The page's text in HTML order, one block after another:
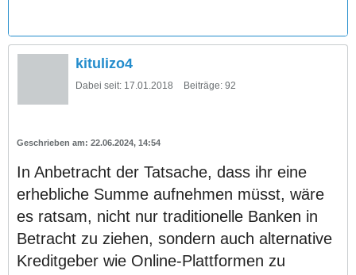
kitulizo4
Dabei seit: 17.01.2018 Beiträge: 92
22.06.2024, 14:54
In Anbetracht der Tatsache, dass ihr eine
erhebliche Summe aufnehmen müsst, wäre
es ratsam, nicht nur traditionelle Banken in
Betracht zu ziehen, sondern auch alternative
Kreditgeber wie Online-Plattformen zu